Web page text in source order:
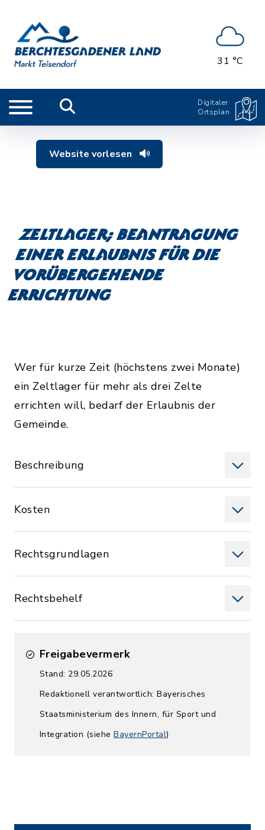
31 °C
Digitaler
Ortsplan
Website vorlesen
Zeltlager; Beantragung
einer Erlaubnis für die
vorübergehende
Errichtung
Wer für kurze Zeit (höchstens zwei Monate)
ein Zeltlager für mehr als drei Zelte
errichten will, bedarf der Erlaubnis der
Gemeinde.
Beschreibung
Kosten
Rechtsgrundlagen
Rechtsbehelf
Freigabevermerk
Stand: 29.05.2026
Redaktionell verantwortlich: Bayerisches
Staatsministerium des Innern, für Sport und
Integration (siehe BayernPortal)